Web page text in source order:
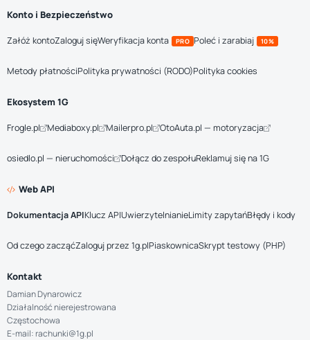
Konto i Bezpieczeństwo
Załóż kontoZaloguj sięWeryfikacja konta PRO Poleć i zarabiaj 10%
Metody płatnościPolityka prywatności (RODO)Polityka cookies
Ekosystem 1G
Frogle.pl Mediaboxy.pl Mailerpro.pl OtoAuta.pl — motoryzacja
osiedlo.pl — nieruchomości Dołącz do zespołuReklamuj się na 1G
Web API
Dokumentacja APIKlucz APIUwierzytelnianieLimity zapytańBłędy i kody
Od czego zacząćZaloguj przez 1g.plPiaskownicaSkrypt testowy (PHP)
Kontakt
Damian Dynarowicz
Działalność nierejestrowana
Częstochowa
E-mail: rachunki@1g.pl